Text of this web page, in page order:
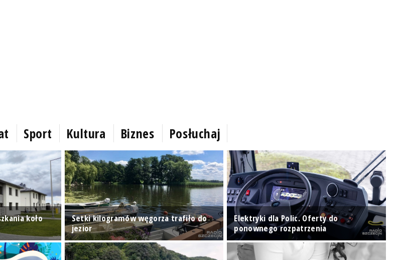
Sport Kultura Biznes Posłuchaj
koło
Setki kilogramów węgorza trafiło do
jezior
Elektryki dla Polic. Oferty do
ponownego rozpatrzenia